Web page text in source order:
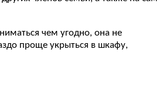
чем угодно, она не
проще укрыться в шкафу,